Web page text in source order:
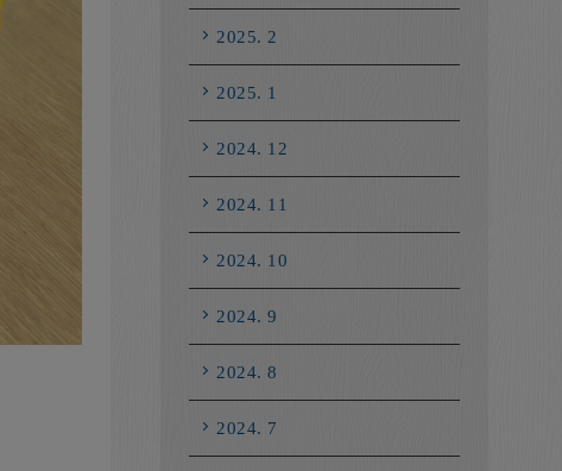
2025. 2
2025. 1
2024. 12
2024. 11
2024. 10
2024. 9
2024. 8
2024. 7